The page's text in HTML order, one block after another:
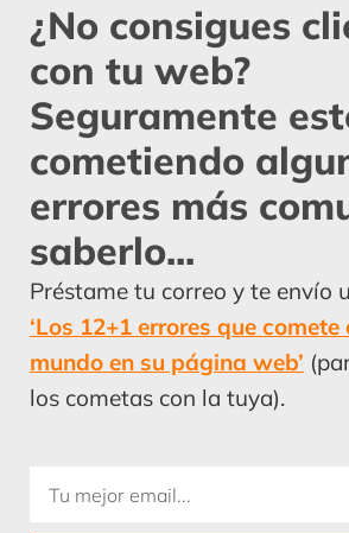
¿No consigues
con tu web?
Seguramente
cometiendo
errores más
saberlo...
Préstame tu correo y te envío
‘Los 12+1 errores que
mundo en su página web’
los cometas con la tuya).
Email